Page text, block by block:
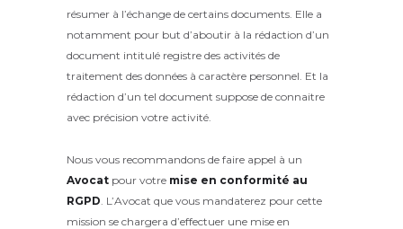
résumer à l’échange de certains documents. Elle a
notamment pour but d’aboutir à la rédaction d’un
document intitulé registre des activités de
traitement des données à caractère personnel. Et la
rédaction d’un tel document suppose de connaitre
avec précision votre activité.
Nous vous recommandons de faire appel à un
Avocat pour votre mise en conformité au
RGPD . L’Avocat que vous mandaterez pour cette
mission se chargera d’effectuer une mise en